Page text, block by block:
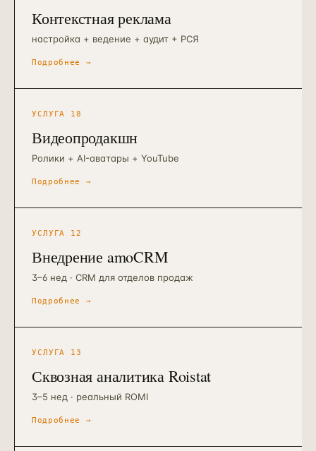
Контекстная реклама
настройка + ведение + аудит + РСЯ
Подробнее →
УСЛУГА 18
Видеопродакшн
Ролики + AI-аватары + YouTube
Подробнее →
УСЛУГА 12
Внедрение amoCRM
3–6 нед · CRM для отделов продаж
Подробнее →
УСЛУГА 13
Сквозная аналитика Roistat
3–5 нед · реальный ROMI
Подробнее →